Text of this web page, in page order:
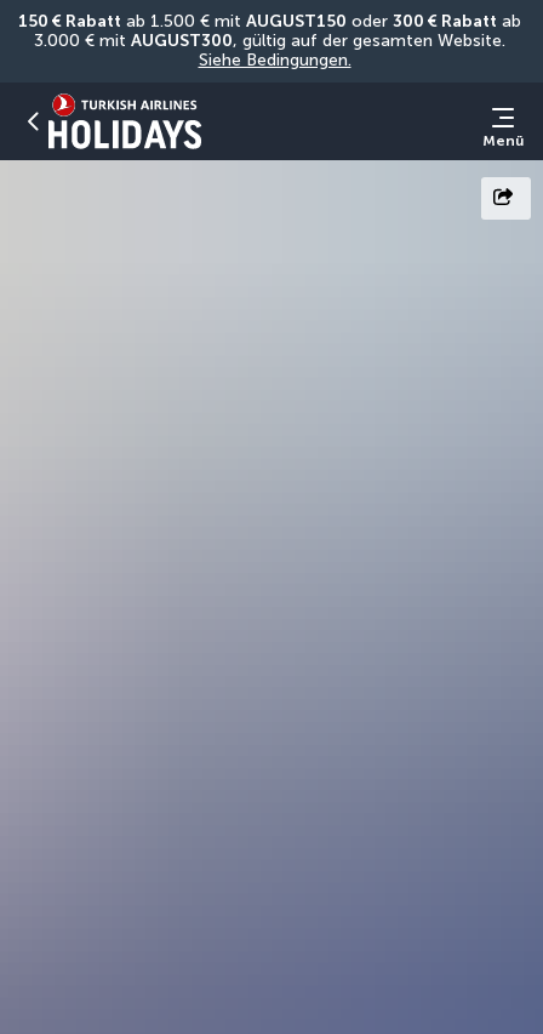
150 € Rabatt ab 1.500 € mit AUGUST150 oder 300 € Rabatt ab
3.000 € mit AUGUST300
Siehe Bedingungen.
Menü